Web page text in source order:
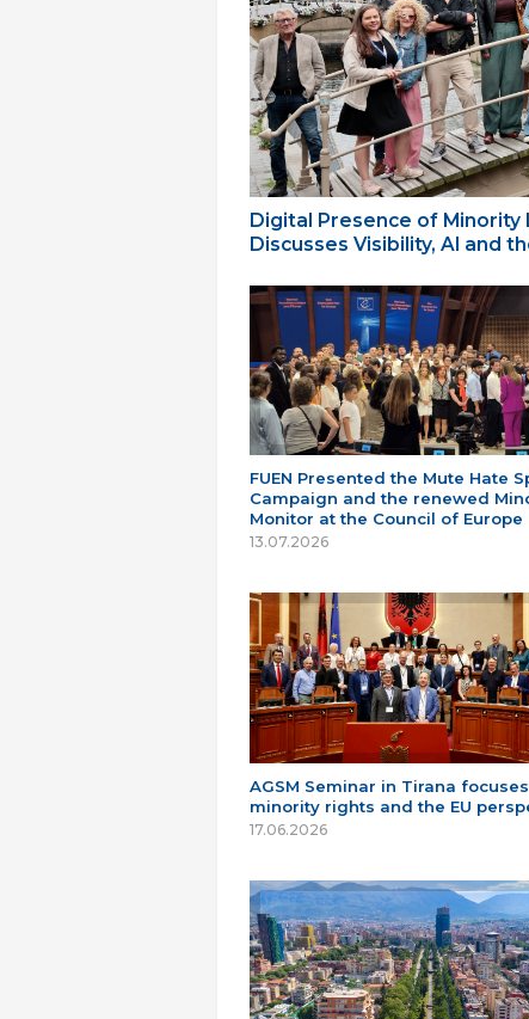
Digital Presence of Minority
Discusses Visibility, AI and
FUEN Presented the Mute Hate
Campaign and the renewed
Monitor at the Council of Europe
13.07.2026
AGSM Seminar in Tirana
minority rights and the EU
17.06.2026